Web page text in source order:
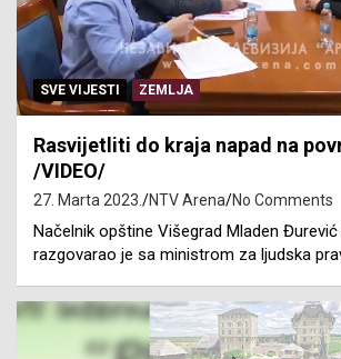
SVE VIJESTI ZEMLJA
Rasvijetliti do kraja napad na
/VIDEO/
27. Marta 2023. NTV Arena No Comments
Načelnik opštine Višegrad Mladen
razgovarao je sa ministrom za ljudska